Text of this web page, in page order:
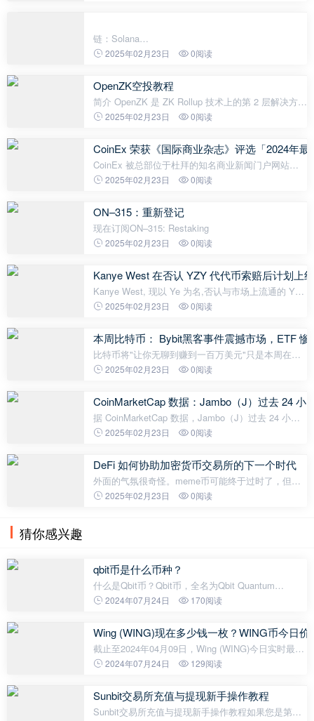
链：Solana
CA：2025年02月23日 0阅读
OpenZK空投教程
简介 OpenZK 是 ZK Rollup 技术上的第 2 层解决方
案，旨在将原生 ETH 质押、流动性再质押和稳定币
互 准备钱包——metamask或
2025年02月23日 0阅读
CoinEx 荣获《国际商业杂志》评选「2024年
CoinEx 被总部位于杜拜的知名商业新闻门户网站
International Business Magazine 评选为「2024年最
性、用户体验和透明度方
2025年02月23日 0阅读
ON–315：重新登记
现在订阅ON–315: Restaking
2025年02月23日 0阅读
Kanye West 在否认 YZY 代代币索赔后计划上
Kanye West, 现以 Ye 为名,否认与市场上流通的 YZY
代币有任何关联,并表示将在下周推出自己的加密货
之后发出的,为他对加密
2025年02月23日 0阅读
本周比特币： Bybit黑客事件震撼市场，ETF
比特币将"让你无聊到赚到一百万美元"只是本周在加
密货币 Twitter (又名 X) 上流传的一句名言之一,交易
最大和最古老的数字
2025年02月23日 0阅读
CoinMarketCap 数据：Jambo（J）过去 24 小
据 CoinMarketCap 数据，Jambo（J）过去 24 小时
交易量为 1.78 亿美元，涨幅为 149%，当前价格为
超 72.59%，当时市值（FDV） 3.6 亿美元。Ja
2025年02月23日 0阅读
DeFi 如何协助加密货币交易所的下一个时代
外面的气氛很奇怪。meme币可能终于过时了，但人
们仍然担心虚无主义已经感染了真正的信徒。现在，
2025年02月23日 0阅读
猜你感兴趣
qbit币是什么币种？
什么是Qbit币？Qbit币，全名为Qbit Quantum
Token，是一种数字货币，类似于比特币和以太坊。
量子计算机技术加强区块链能力。Qbit币的
2024年07月24日 170阅读
Wing (WING)现在多少钱一枚？WING币今日价
截止至2024年04月09日，Wing (WING)今日实时最新
价格是8.0302美元，约等于人民币58.06元。 Wing
24H成交额$6,896,431美元，换手率20.56%
2024年07月24日 129阅读
Sunbit交易所充值与提现新手操作教程
Sunbit交易所充值与提现新手操作教程如果您是第一